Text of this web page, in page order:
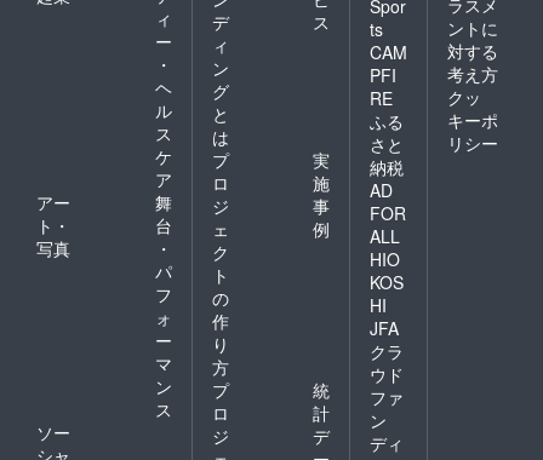
ィ
ー
・
ヘ
ル
ス
ケ
ア
アー
ト・
写真
舞
台
・
パ
フ
ォ
ー
マ
ン
ス
ソー
デ
ィ
ン
グ
と
は
ス
プ
ロ
ジ
ェ
ク
ト
の
作
り
方
実
施
事
例
プ
ロ
ジ
統
計
デ
Spor
ts
CAM
PFI
RE
ふる
さと
納税
AD
FOR
ALL
HIO
KOS
HI
JFA
クラ
ウド
ファ
ン
ディ
ラスメ
ントに
対する
考え方
クッ
キーポ
リシー